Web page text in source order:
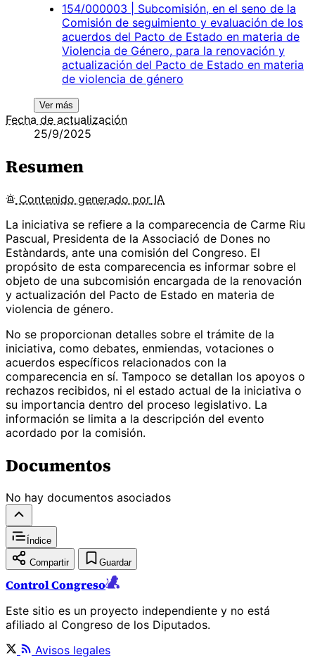
154/000003 | Subcomisión, en el seno de la
Comisión de seguimiento y evaluación de los
acuerdos del Pacto de Estado en materia de
Violencia de Género, para la renovación y
actualización del Pacto de Estado en materia
de violencia de género
Ver más
Fecha de actualización
25/9/2025
Resumen
Contenido generado por IA
La iniciativa se refiere a la comparecencia de Carme Riu
Pascual, Presidenta de la Associació de Dones no
Estàndards, ante una comisión del Congreso. El
propósito de esta comparecencia es informar sobre el
objeto de una subcomisión encargada de la renovación
y actualización del Pacto de Estado en materia de
violencia de género.
No se proporcionan detalles sobre el trámite de la
iniciativa, como debates, enmiendas, votaciones o
acuerdos específicos relacionados con la
comparecencia en sí. Tampoco se detallan los apoyos o
rechazos recibidos, ni el estado actual de la iniciativa o
su importancia dentro del proceso legislativo. La
información se limita a la descripción del evento
acordado por la comisión.
Documentos
No hay documentos asociados
Índice
Compartir Guardar
Control Congreso
Este sitio es un proyecto independiente y no está
afiliado al Congreso de los Diputados.
Avisos legales